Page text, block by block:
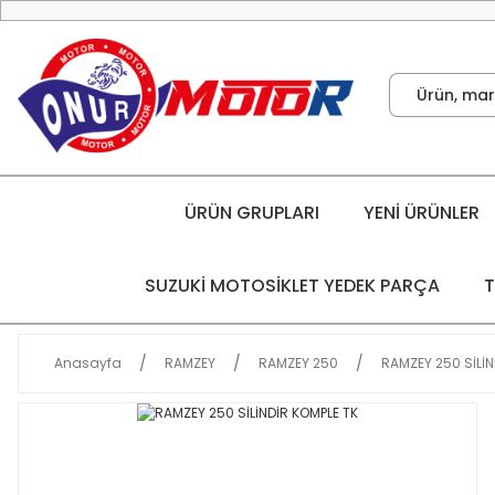
ÜRÜN GRUPLARI YENİ ÜRÜNLER
SUZUKİ MOTOSİKLET YEDEK PARÇA
Anasayfa RAMZEY RAMZEY 250 RAMZEY 250